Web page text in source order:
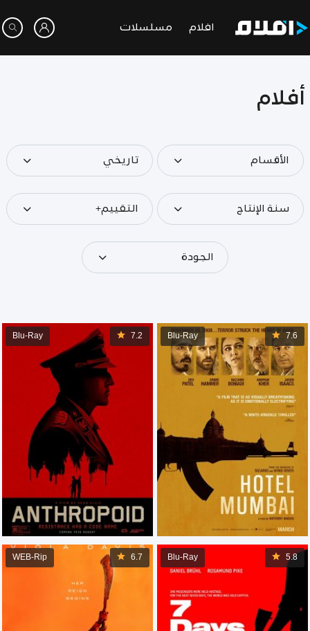
افلام مسلسلات
أفلام
الأقسام تاريخي
سنة الإنتاج التقييم+
الجودة
7.6
Blu-Ray
7.2
Blu-Ray
5.8
Blu-Ray
6.7
WEB-Rip